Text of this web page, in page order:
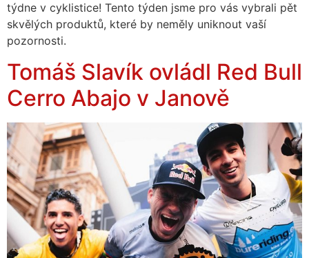
týdne v cyklistice! Tento týden jsme pro vás vybrali pět
skvělých produktů, které by neměly uniknout vaší
pozornosti.
Tomáš Slavík ovládl Red Bull
Cerro Abajo v Janově